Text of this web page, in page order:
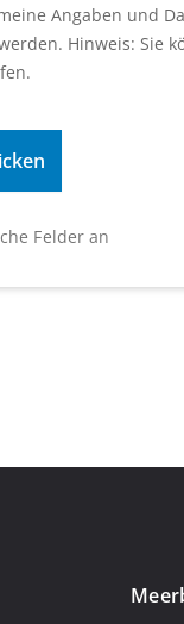
Felder an
Angaben und
Hinweis: Sie